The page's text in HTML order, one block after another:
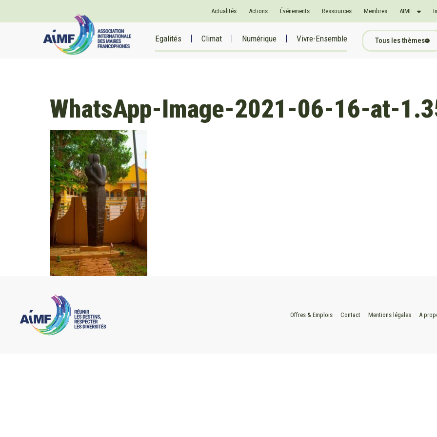
Actualités Actions Événements Ressources Membres AIMF
Egalités Climat Numérique Vivre-Ensemble Tous les thèmes
WhatsApp-Image-2021-06-16-at-
Offres & Emplois Contact Mentions légales A